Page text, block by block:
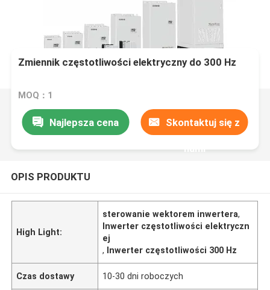
Zmiennik częstotliwości elektryczny do 300 Hz
MOQ：1
Najlepsza cena Skontaktuj się z
nami
OPIS PRODUKTU
High Light:
sterowanie wektorem inwertera,
Inwerter częstotliwości elektryczn
ej
, Inwerter częstotliwości 300 Hz
Czas dostawy 10-30 dni roboczych